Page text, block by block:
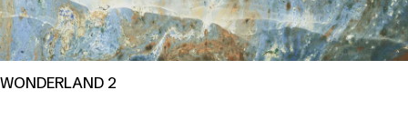
WONDERLAND 2